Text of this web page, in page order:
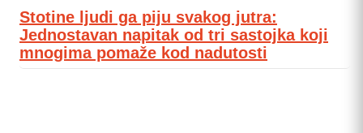
Stotine ljudi ga piju svakog jutra:
Jednostavan napitak od tri sastojka koji
mnogima pomaže kod nadutosti